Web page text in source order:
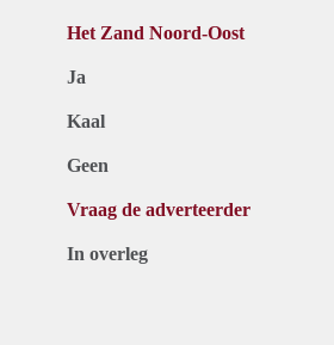
Het Zand Noord-Oost
Ja
Kaal
Geen
Vraag de adverteerder
In overleg